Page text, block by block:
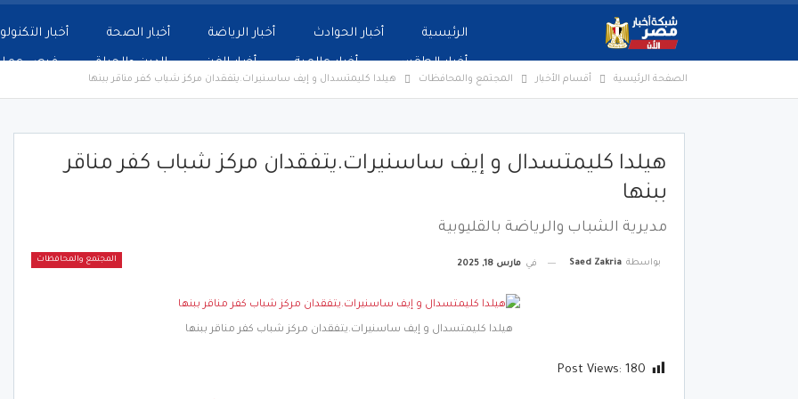
الرئيسية أخبار الحوادث أخبار الرياضة أخبار الصحة أخبار
أخبار الطقس أخبار عالمية أخبار الفن الدين والحياة فرص
الصفحة الرئيسية أقسام الأخبار المجتمع والمحافظات هيلدا كليمتسدال و إيف ساسنيرات.يتفقدان مركز شباب كفر مناقر ببنها
هيلدا كليمتسدال و إيف ساسنيرات.يتفقدان مركز شباب كفر مناقر
ببنها
مديرية الشباب والرياضة بالقليوبية
المجتمع والمحافظات بواسطة Saed Zakria في مارس 18, 2025
هيلدا كليمتسدال و إيف ساسنيرات.يتفقدان مركز شباب كفر مناقر ببنها
Post Views: 180